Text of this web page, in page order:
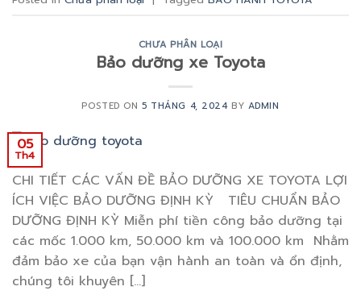
CHƯA PHÂN LOẠI
Bảo dưỡng xe Toyota
POSTED ON5 THÁNG 4, 2024BY ADMIN
05
Th4
CHI TIẾT CÁC VẤN ĐỀ BẢO DƯỠNG XE TOYOTA LỢI
ÍCH VIỆC BẢO DƯỠNG ĐỊNH KỲ TIÊU CHUẨN BẢO
DƯỠNG ĐỊNH KỲ Miễn phí tiền công bảo dưỡng tại
các mốc 1.000 km, 50.000 km và 100.000 km Nhằm
đảm bảo xe của bạn vận hành an toàn và ổn định,
chúng tôi khuyên […]